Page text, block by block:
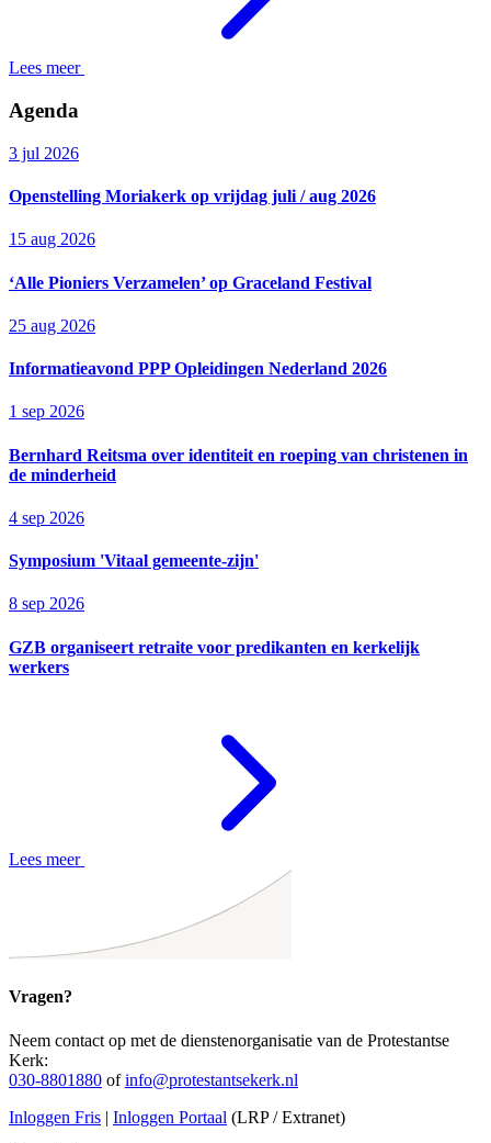
Lees meer
Agenda
3 jul 2026
Openstelling Moriakerk op vrijdag juli / aug 2026
15 aug 2026
‘Alle Pioniers Verzamelen’ op Graceland Festival
25 aug 2026
Informatieavond PPP Opleidingen Nederland 2026
1 sep 2026
Bernhard Reitsma over identiteit en roeping van christenen in
de minderheid
4 sep 2026
Symposium 'Vitaal gemeente-zijn'
8 sep 2026
GZB organiseert retraite voor predikanten en kerkelijk
werkers
Lees meer
Vragen?
Neem contact op met de dienstenorganisatie van de Protestantse
Kerk:
030-8801880 ofinfo@protestantsekerk.nl
Inloggen Fris | Inloggen Portaal (LRP / Extranet)